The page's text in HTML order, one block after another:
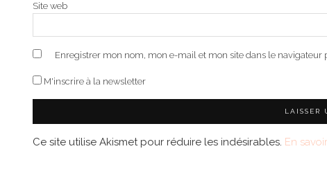
Site web
Enregistrer mon nom, mon e-mail et mon site dans le
M'inscrire à la newsletter
Ce site utilise Akismet pour réduire les indésirables. En